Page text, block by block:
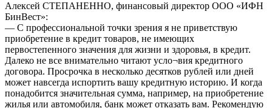
Алексей СТЕПАНЕННО, финансовый директор ООО «ИФН
БинВест»:
— С профессиональной точки зрения я не приветствую
приобретение в кредит товаров, не имеющих
первостепенного значения для жизни и здоровья, в кредит.
Далеко не все внимательно читают усло¬вия кредитного
договора. Просрочка в несколько десятков рублей или дней
может навсегда испортить вашу кредитную историю. И когда
понадобится значительная сумма, например, на приобретение
жилья или автомобиля, банк может отказать вам. Рекомендую